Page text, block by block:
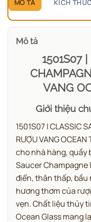
MÔ TẢ KÍCH
Mô tả
1501S07
VANG
Giới thiệu
1501S07 | CLASSIC
RƯỢU VANG
cho nhà hàng, quầy
Saucer Champagne
điển, thân thấp, bầu
hương thơm của
vẹn.Chất liệu thủy
Ocean Glass mang